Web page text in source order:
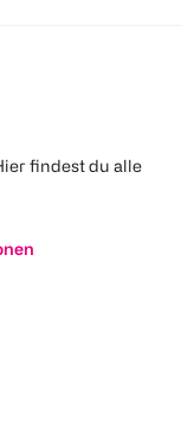
findest du alle